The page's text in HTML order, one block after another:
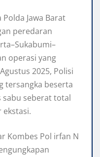
Jawa Barat
peredaran
operasi yang
2025, Polisi
tersangka beserta
seberat total
ekstasi.
Kombes Pol irfan N